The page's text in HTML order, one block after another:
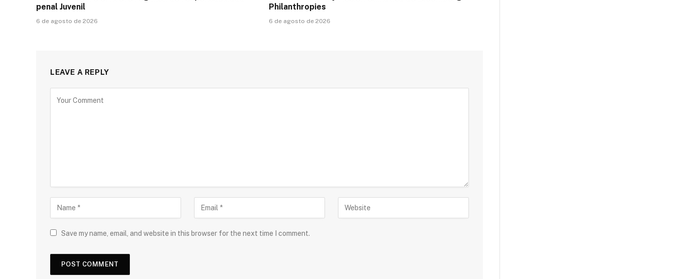
penal Juvenil
6 de agosto de 2026
Philanthropies
6 de agosto de 2026
LEAVE A REPLY
Save my name, email, and website in this browser for the next time I comment.